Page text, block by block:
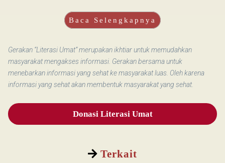
Terkait
Baca Selengkapnya
Gerakan “Literasi Umat” merupakan ikhtiar untuk memudahkan
masyarakat mengakses informasi. Gerakan bersama untuk
menebarkan informasi yang sehat ke masyarakat luas. Oleh karena
informasi yang sehat akan membentuk masyarakat yang sehat.
Donasi Literasi Umat